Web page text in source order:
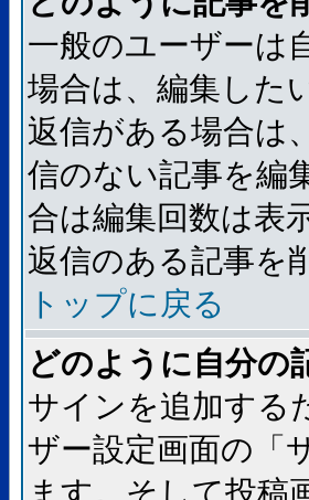
一般のユーザーは
場合は、編集した
返信がある場合は
信のない記事を編
合は編集回数は表
返信のある記事を
トップに戻る
どのように自分の
サインを追加する
ザー設定画面の「
ます。そして投稿